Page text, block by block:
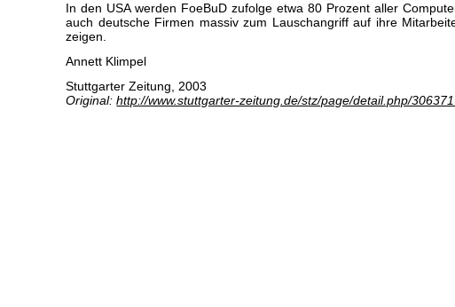
In den USA werden FoeBuD zufolge etwa 80 Prozent aller
auch deutsche Firmen massiv zum Lauschangriff auf ihre
zeigen.
Annett Klimpel
Stuttgarter Zeitung, 2003
Original:http://www.stuttgarter-zeitung.de/stz/page/detail.php/